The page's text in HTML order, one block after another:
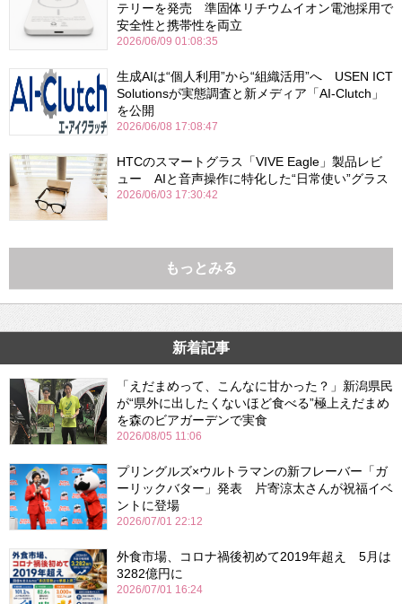
テリーを発売 準固体リチウムイオン電池採用で
安全性と携帯性を両立
2026/06/09 01:08:35
生成AIは“個人利用”から“組織活用”へ USEN ICT
Solutionsが実態調査と新メディア「AI-Clutch」
を公開
2026/06/08 17:08:47
HTCのスマートグラス「VIVE Eagle」製品レビ
ュー AIと音声操作に特化した“日常使い”グラス
2026/06/03 17:30:42
もっとみる
新着記事
「えだまめって、こんなに甘かった？」新潟県民
が“県外に出したくないほど食べる”極上えだまめ
を森のビアガーデンで実食
2026/08/05 11:06
プリングルズ×ウルトラマンの新フレーバー「ガ
ーリックバター」発表 片寄涼太さんが祝福イベ
ントに登場
2026/07/01 22:12
外食市場、コロナ禍後初めて2019年超え 5月は
3282億円に
2026/07/01 16:24